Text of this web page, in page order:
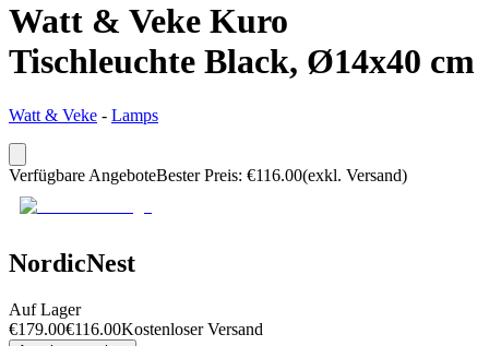
Watt & Veke Kuro
Tischleuchte Black, Ø14x40 cm
Watt & Veke - Lamps
Verfügbare AngeboteBester Preis: €116.00(exkl. Versand)
NordicNest
Auf Lager
€179.00€116.00Kostenloser Versand